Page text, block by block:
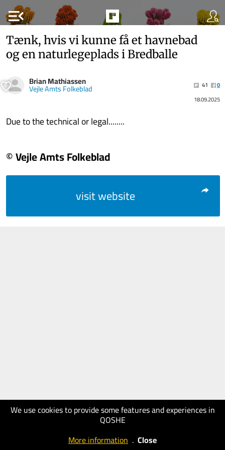
menu_open
We use cookies to provide some features and experiences in
QOSHE
More information . Close
Tænk, hvis vi kunne få et havnebad
og en naturlegeplads i Bredballe
Brian Mathiassen
Vejle Amts Folkeblad 41
0
18.09.2025
Due to the technical or legal........
© Vejle Amts Folkeblad
visit website